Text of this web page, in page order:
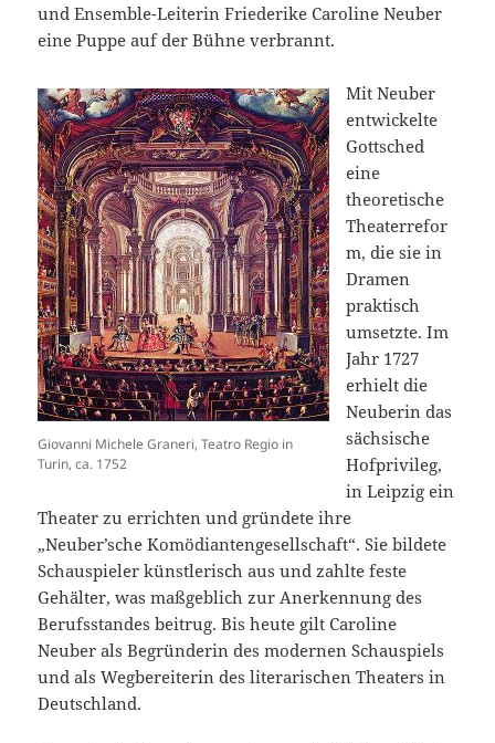
und Ensemble-Leiterin Friederike Caroline Neuber
eine Puppe auf der Bühne verbrannt.
Giovanni Michele Graneri, Teatro Regio in
Turin, ca. 1752
Mit Neuber
entwickelte
Gottsched
eine
theoretische
Theaterrefor
m, die sie in
Dramen
praktisch
umsetzte. Im
Jahr 1727
erhielt die
Neuberin das
sächsische
Hofprivileg,
in Leipzig ein
Theater zu errichten und gründete ihre
„Neuber’sche Komödiantengesellschaft“. Sie bildete
Schauspieler künstlerisch aus und zahlte feste
Gehälter, was maßgeblich zur Anerkennung des
Berufsstandes beitrug. Bis heute gilt Caroline
Neuber als Begründerin des modernen Schauspiels
und als Wegbereiterin des literarischen Theaters in
Deutschland.